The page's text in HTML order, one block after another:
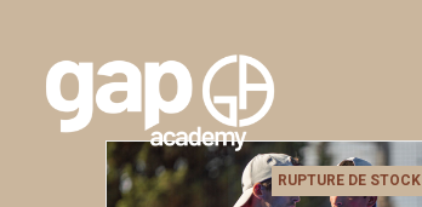
RUPTURE DE STOCK